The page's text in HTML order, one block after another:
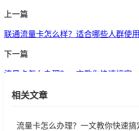
上一篇
联通流量卡怎么样？适合哪些人群使用
下一篇
流量卡怎么办理？一文教你快速搞定
相关文章
流量卡怎么办理？一文教你快速搞